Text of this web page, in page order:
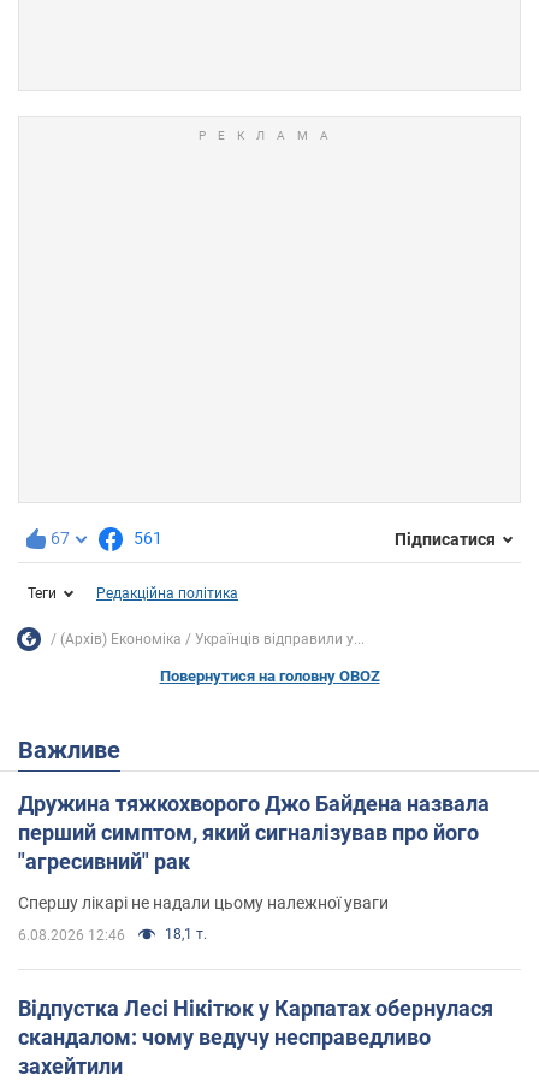
67 561 Підписатися
Теги Редакційна політика
(Архів) Економіка Українців відправили у...
Повернутися на головну OBOZ
Важливе
Дружина тяжкохворого Джо Байдена назвала
перший симптом, який сигналізував про його
"агресивний" рак
Спершу лікарі не надали цьому належної уваги
6.08.2026 12:46 18,1 т.
Відпустка Лесі Нікітюк у Карпатах обернулася
скандалом: чому ведучу несправедливо
захейтили